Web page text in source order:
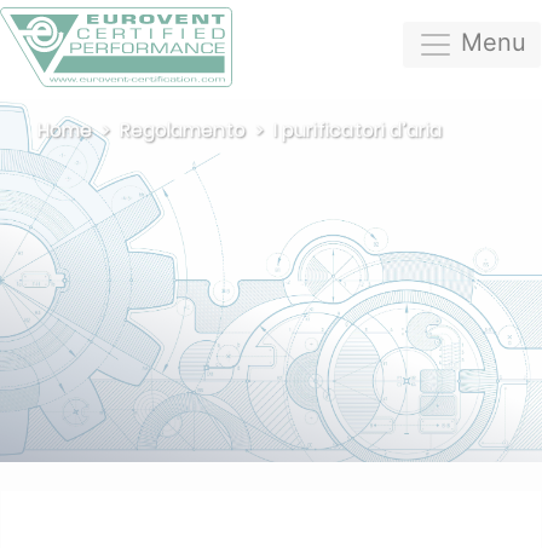
Menu
Home Regolamento I purificatori d’aria